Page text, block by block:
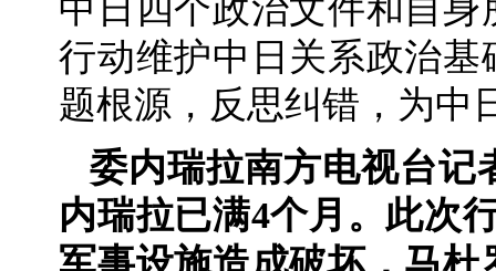
中日四个政治文件和自
行动维护中日关系政治
题根源，反思纠错，为中
委内瑞拉南方电视台记
内瑞拉已满4个月。此次
军事设施造成破坏，马